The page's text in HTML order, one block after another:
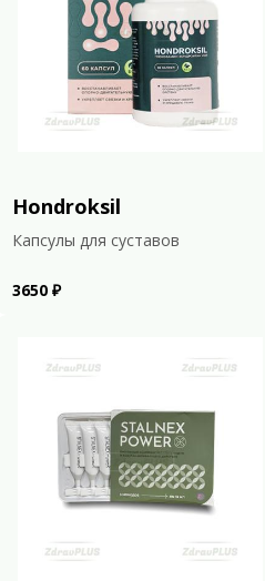
Hondroksil
Капсулы для суставов
3650 ₽